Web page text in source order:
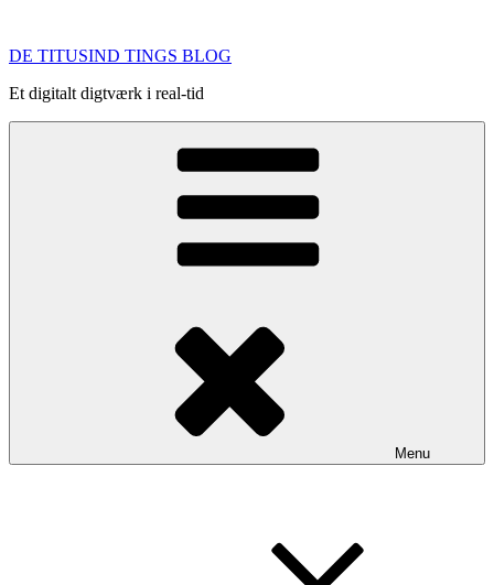
indhold
DE TITUSIND TINGS BLOG
Et digitalt digtværk i real-tid
Menu